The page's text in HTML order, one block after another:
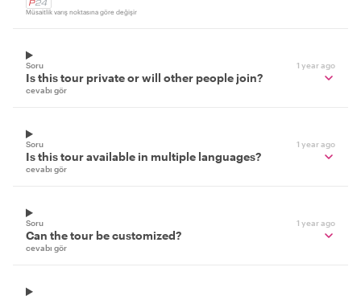
Müsaitlik varış noktasına göre değişir
Soru 1 year ago
Is this tour private or will other people join?
cevabı gör
Soru 1 year ago
Is this tour available in multiple languages?
cevabı gör
Soru 1 year ago
Can the tour be customized?
cevabı gör